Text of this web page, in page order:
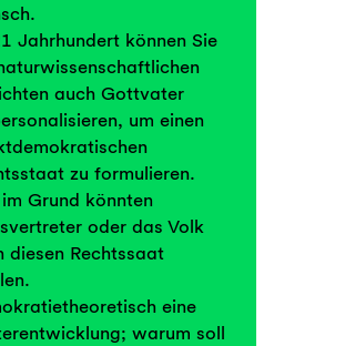
Jahrhundert können Sie
auch Gottvater
um einen
zu formulieren.
Grund könnten
oder das Volk
diesen Rechtssaat
eine
warum soll